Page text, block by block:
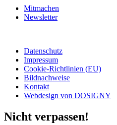
Mitmachen
Newsletter
Datenschutz
Impressum
Cookie-Richtlinien (EU)
Bildnachweise
Kontakt
Webdesign von DOSIGNY
Nicht verpassen!